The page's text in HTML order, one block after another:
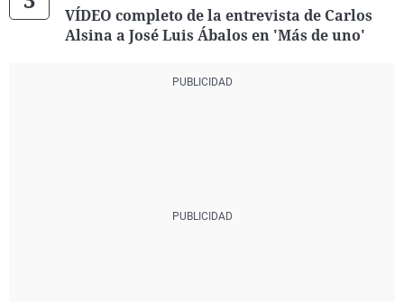
VÍDEO completo de la entrevista de Carlos
Alsina a José Luis Ábalos en 'Más de uno'